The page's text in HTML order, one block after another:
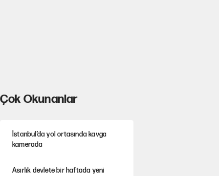
Çok Okunanlar
İstanbul’da yol ortasında kavga
kamerada
Asırlık devlete bir haftada yeni